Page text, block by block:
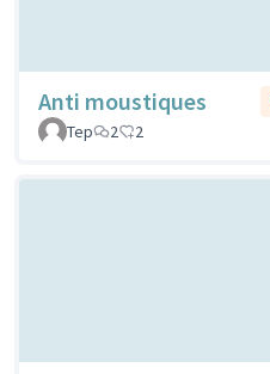
Anti moustiques
Tep
2 2